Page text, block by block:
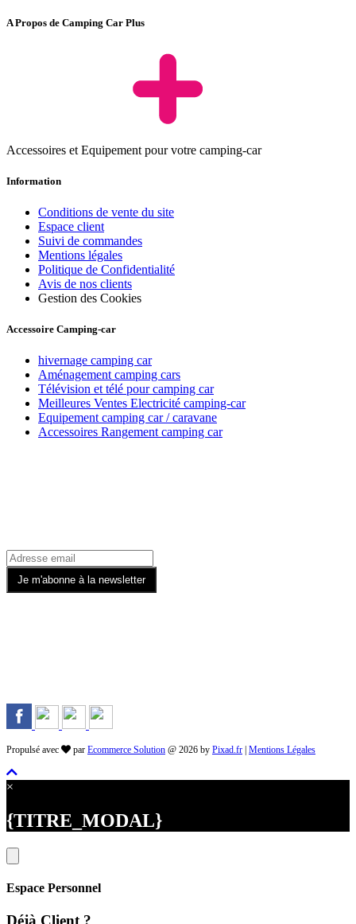
A Propos de Camping Car Plus
Accessoires et Equipement pour votre camping-car
Information
Conditions de vente du site
Espace client
Suivi de commandes
Mentions légales
Politique de Confidentialité
Avis de nos clients
Gestion des Cookies
Accessoire Camping-car
hivernage camping car
Aménagement camping cars
Télévision et télé pour camping car
Meilleures Ventes Electricité camping-car
Equipement camping car / caravane
Accessoires Rangement camping car
Propulsé avec par Ecommerce Solution @ 2026 by Pixad.fr | Mentions Légales
×
{TITRE_MODAL}
Espace Personnel
Déjà Client ?